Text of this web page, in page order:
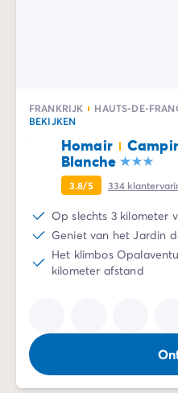
FRANKRIJK HAUTS-DE-
BEKIJKEN
Homair
Blanche
3.8/5 334
Op slechts 3 kilometer
Geniet van het Jardin
Het klimbos
kilometer afstand